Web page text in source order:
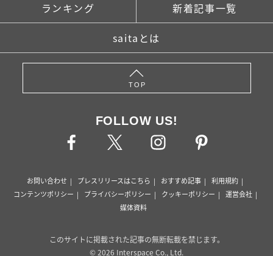
ランキング 新着記事一覧
saitaとは
TOP
FOLLOW US!
お問い合わせ プレスリリースはこちら おすすめ記事
利用規約
コンテンツポリシー
プライバシーポリシー クッキーポリシー
運営会社
媒体資料
このサイトに掲載された記事の無断転載を禁じます。
© 2026 Interspace Co., Ltd.